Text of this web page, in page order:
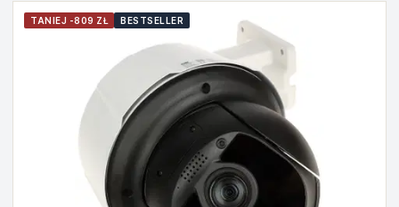
TANIEJ -809 ZŁ BESTSELLER